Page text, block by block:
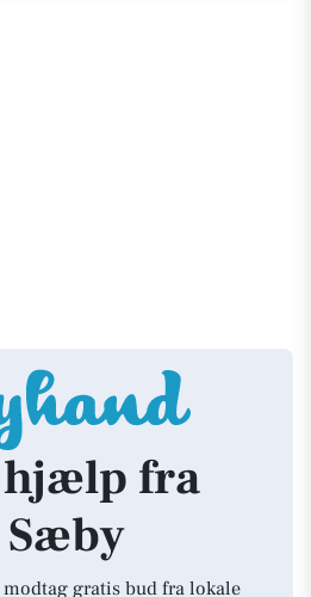
fra
gratis bud fra lokale